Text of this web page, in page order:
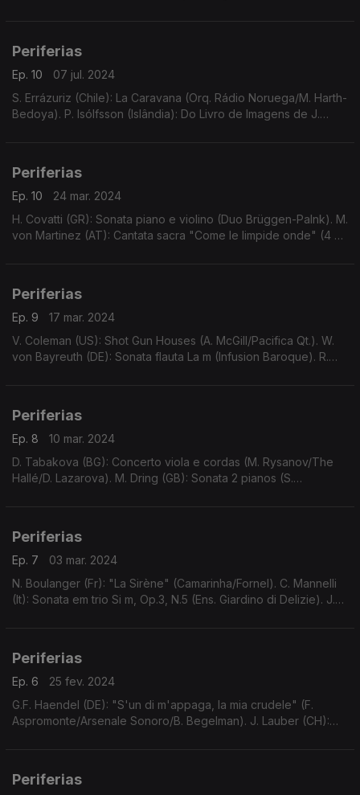
Periferias
Ep. 10
07 jul. 2024
S. Errázuriz (Chile): La Caravana (Orq. Rádio Noruega/M. Harth-
Bedoya). P. Isólfsson (Islândia): Do Livro de Imagens de J.
Periferias
Ep. 10
24 mar. 2024
H. Covatti (GR): Sonata piano e violino (Duo Brüggen-Palnk). M.
von Martinez (AT): Cantata sacra "Come le limpide onde" (4 vv
Periferias
Ep. 9
17 mar. 2024
V. Coleman (US): Shot Gun Houses (A. McGill/Pacifica Qt.). W.
von Bayreuth (DE): Sonata flauta La m (Infusion Baroque). R.
Periferias
Ep. 8
10 mar. 2024
D. Tabakova (BG): Concerto viola e cordas (M. Rysanov/The
Hallé/D. Lazarova). M. Dring (GB): Sonata 2 pianos (S.
Periferias
Ep. 7
03 mar. 2024
N. Boulanger (Fr): "La Sirène" (Camarinha/Fornel). C. Mannelli
(It): Sonata em trio Si m, Op.3, N.5 (Ens. Giardino di Delizie). J.M.
Periferias
Ep. 6
25 fev. 2024
G.F. Haendel (DE): "S'un di m'appaga, la mia crudele" (F.
Aspromonte/Arsenale Sonoro/B. Begelman). J. Lauber (CH):
Periferias